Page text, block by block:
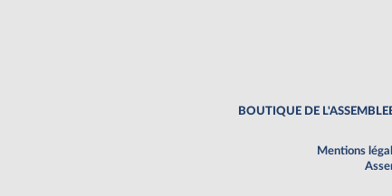
BOUTIQUE DE
Mentions